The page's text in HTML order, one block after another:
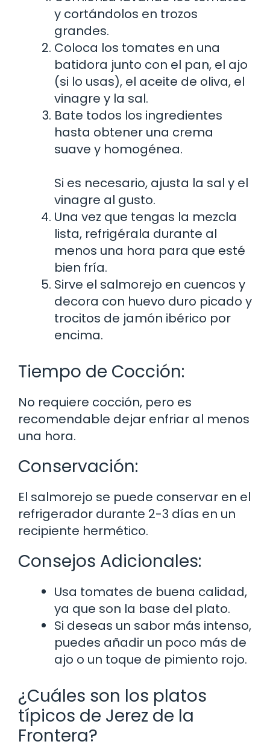
y cortándolos en trozos
grandes.
Coloca los tomates en una
batidora junto con el pan, el ajo
(si lo usas), el aceite de oliva, el
vinagre y la sal.
Bate todos los ingredientes
hasta obtener una crema
suave y homogénea.
Si es necesario, ajusta la sal y el
vinagre al gusto.
Una vez que tengas la mezcla
lista, refrigérala durante al
menos una hora para que esté
bien fría.
Sirve el salmorejo en cuencos y
decora con huevo duro picado y
trocitos de jamón ibérico por
encima.
Tiempo de Cocción:
No requiere cocción, pero es
recomendable dejar enfriar al menos
una hora.
Conservación:
El salmorejo se puede conservar en el
refrigerador durante 2-3 días en un
recipiente hermético.
Consejos Adicionales:
Usa tomates de buena calidad,
ya que son la base del plato.
Si deseas un sabor más intenso,
puedes añadir un poco más de
ajo o un toque de pimiento rojo.
¿Cuáles son los platos
típicos de Jerez de la
Frontera?